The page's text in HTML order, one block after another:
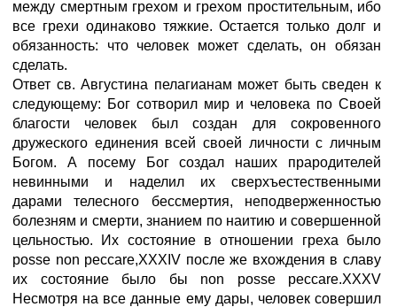
между смертным грехом и грехом простительным, ибо
все грехи одинаково тяжкие. Остается только долг и
обязанность: что человек может сделать, он обязан
сделать.
Ответ св. Августина пелагианам может быть сведен к
следующему: Бог сотворил мир и человека по Своей
благости человек был создан для сокровенного
дружеского единения всей своей личности с личным
Богом. А посему Бог создал наших прародителей
невинными и наделил их сверхъестественными
дарами телесного бессмертия, неподверженностью
болезням и смерти, знанием по наитию и совершенной
цельностью. Их состояние в отношении греха было
posse non peccare,XXXIV после же вхождения в славу
их состояние было бы non posse peccare.XXXV
Несмотря на все данные ему дары, человек совершил